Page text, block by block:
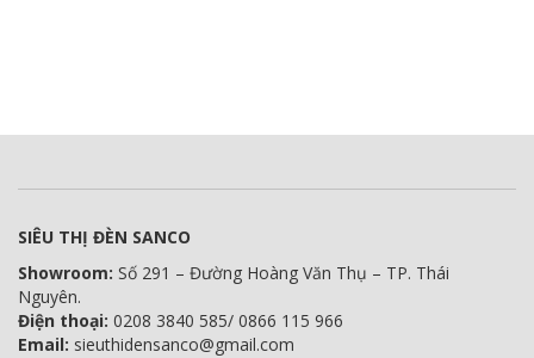
SIÊU THỊ ĐÈN SANCO
Showroom: Số 291 – Đường Hoàng Văn Thụ – TP. Thái
Nguyên.
Điện thoại: 0208 3840 585/ 0866 115 966
Email: sieuthidensanco@gmail.com